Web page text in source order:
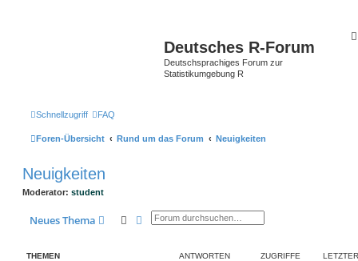
Deutsches R-Forum
Deutschsprachiges Forum zur
Statistikumgebung R
Schnellzugriff FAQ
Foren-Übersicht Rund um das Forum Neuigkeiten
Neuigkeiten
Moderator: student
Neues Thema SucheErweiterte Suche
THEMEN ANTWORTEN ZUGRIFFE